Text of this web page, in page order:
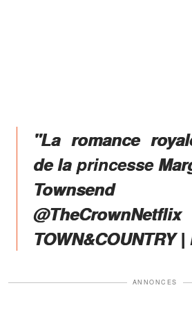
"La romance
de la princesse
Townsend
TOWN&COUNTRY
ANNONCES